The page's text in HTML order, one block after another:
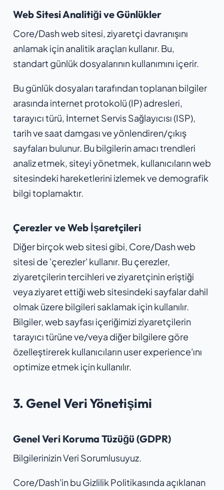
Web Sitesi Analitiği ve Günlükler
Core/Dash web sitesi, ziyaretçi davranışını
anlamak için analitik araçları kullanır. Bu,
standart günlük dosyalarının kullanımını içerir.
Bu günlük dosyaları tarafından toplanan bilgiler
arasında internet protokolü (IP) adresleri,
tarayıcı türü, İnternet Servis Sağlayıcısı (ISP),
tarih ve saat damgası ve yönlendiren/çıkış
sayfaları bulunur. Bu bilgilerin amacı trendleri
analiz etmek, siteyi yönetmek, kullanıcıların web
sitesindeki hareketlerini izlemek ve demografik
bilgi toplamaktır.
Çerezler ve Web İşaretçileri
Diğer birçok web sitesi gibi, Core/Dash web
sitesi de 'çerezler' kullanır. Bu çerezler,
ziyaretçilerin tercihleri ve ziyaretçinin eriştiği
veya ziyaret ettiği web sitesindeki sayfalar dahil
olmak üzere bilgileri saklamak için kullanılır.
Bilgiler, web sayfası içeriğimizi ziyaretçilerin
tarayıcı türüne ve/veya diğer bilgilere göre
özelleştirerek kullanıcıların user experience'ını
optimize etmek için kullanılır.
3. Genel Veri Yönetişimi
Genel Veri Koruma Tüzüğü (GDPR)
Bilgilerinizin Veri Sorumlusuyuz.
Core/Dash'in bu Gizlilik Politikasında açıklanan